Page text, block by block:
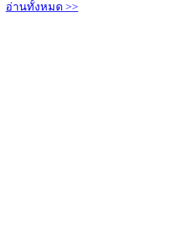
อ่านทั้งหมด >>